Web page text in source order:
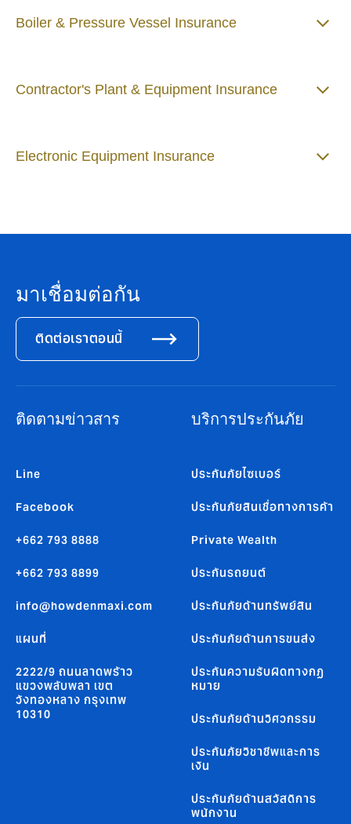
Boiler & Pressure Vessel Insurance
Contractor's Plant & Equipment Insurance
Electronic Equipment Insurance
มาเชื่อมต่อกัน
ติดต่อเราตอนนี้
ติดตามข่าวสาร
Line
Facebook
+662 793 8888
+662 793 8899
info@howdenmaxi.com
แผนที่
2222/9 ถนนลาดพร้าว
แขวงพลับพลา เขต
วังทองหลาง กรุงเทพ
10310
บริการประกันภัย
ประกันภัยไซเบอร์
ประกันภัยสินเชื่อทางการค้า
Private Wealth
ประกันรถยนต์
ประกันภัยด้านทรัพย์สิน
ประกันภัยด้านการขนส่ง
ประกันความรับผิดทางกฏ
หมาย
ประกันภัยด้านวิศวกรรม
ประกันภัยวิชาชีพและการ
เงิน
ประกันภัยด้านสวัสดิการ
พนักงาน